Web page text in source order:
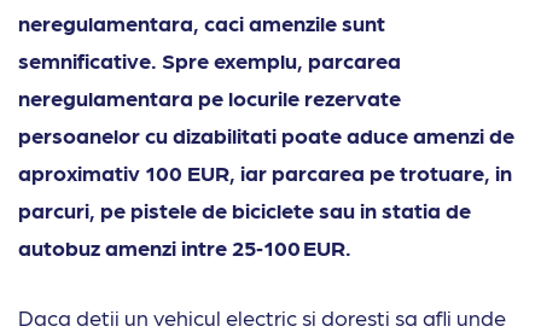
neregulamentara, caci amenzile sunt
semnificative. Spre exemplu, parcarea
neregulamentara pe locurile rezervate
persoanelor cu dizabilitati poate aduce amenzi de
aproximativ 100 EUR, iar parcarea pe trotuare, in
parcuri, pe pistele de biciclete sau in statia de
autobuz amenzi intre 25‑100 EUR.
Daca detii un vehicul electric si doresti sa afli unde